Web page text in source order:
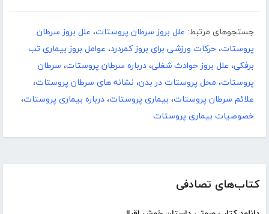
کتاب‌های تصادفی
جستجوهای مرتبط: علل بروز سرطان پروستات، علل بروز سرطان
پروستات، حرکات ورزشی برای بروز کمردرد، عوامل بروز بیماری تب
برفکی، علل بروز حوادث شغلی، درباره سرطان پروستات، سرطان
پروستات، محل پروستات در بدن، نشانه های سرطان پروستات،
علائم سرطان پروستات، بیماری پروستات، درباره بیماری پروستات،
خصوصیات بیماری پروستات